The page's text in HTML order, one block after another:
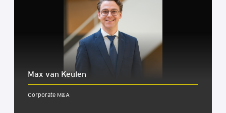
Max van Keu­len
Corporate M&A